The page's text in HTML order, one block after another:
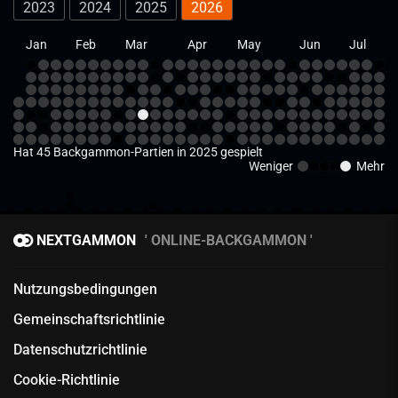
2023 2024 2025 2026
Jan Feb Mar Apr May Jun Jul
Hat 45 Backgammon-Partien in 2025 gespielt
Weniger
Mehr
NEXTGAMMON ONLINE-BACKGAMMON
Nutzungsbedingungen
Gemeinschaftsrichtlinie
Datenschutzrichtlinie
Cookie-Richtlinie